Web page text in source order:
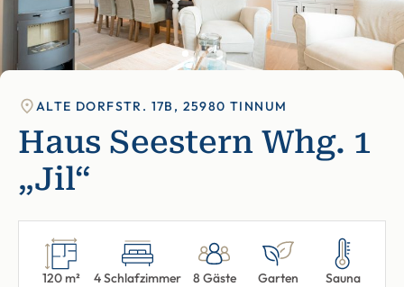
ALTE DORFSTR. 17B, 25980 TINNUM
Haus Seestern Whg. 1
„Jil“
120 m² 4 Schlafzimmer 8 Gäste Garten Sauna